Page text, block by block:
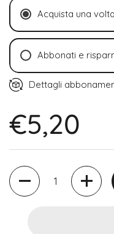
Acquista una
Abbonati e
Ogni 2
Ogni 6
Dettagli
€5,20
Quantità